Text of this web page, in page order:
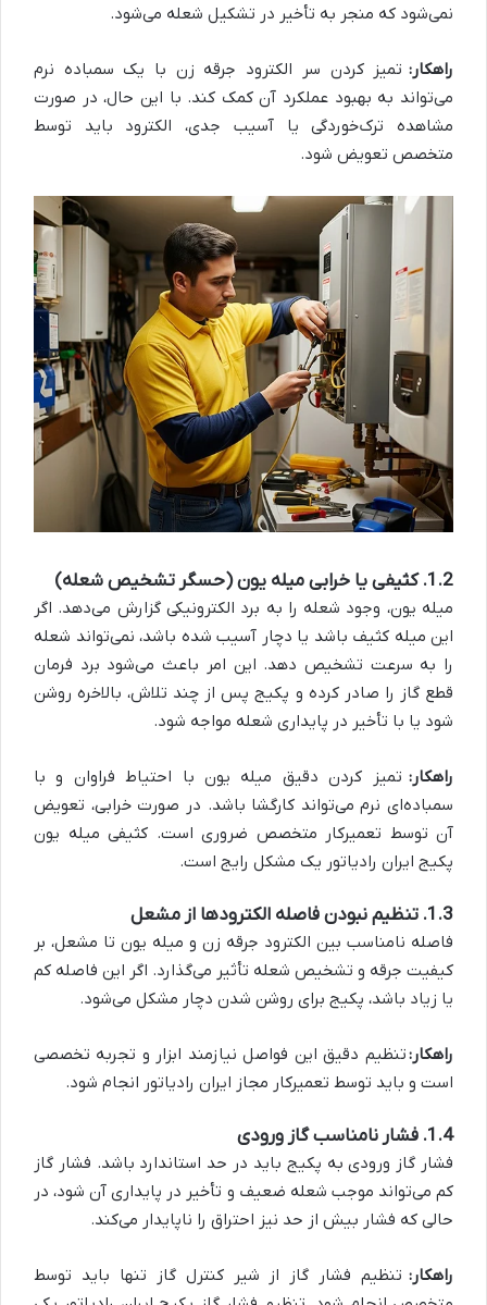
نمی‌شود که منجر به تأخیر در تشکیل شعله می‌شود.
راهکار: تمیز کردن سر الکترود جرقه زن با یک سمباده نرم
می‌تواند به بهبود عملکرد آن کمک کند. با این حال، در صورت
مشاهده ترک‌خوردگی یا آسیب جدی، الکترود باید توسط
متخصص تعویض شود.
1.2. کثیفی یا خرابی میله یون (حسگر تشخیص شعله)
میله یون، وجود شعله را به برد الکترونیکی گزارش می‌دهد. اگر
این میله کثیف باشد یا دچار آسیب شده باشد، نمی‌تواند شعله
را به سرعت تشخیص دهد. این امر باعث می‌شود برد فرمان
قطع گاز را صادر کرده و پکیج پس از چند تلاش، بالاخره روشن
شود یا با تأخیر در پایداری شعله مواجه شود.
راهکار: تمیز کردن دقیق میله یون با احتیاط فراوان و با
سمباده‌ای نرم می‌تواند کارگشا باشد. در صورت خرابی، تعویض
آن توسط تعمیرکار متخصص ضروری است. کثیفی میله یون
پکیج ایران رادیاتور یک مشکل رایج است.
1.3. تنظیم نبودن فاصله الکترودها از مشعل
فاصله نامناسب بین الکترود جرقه زن و میله یون تا مشعل، بر
کیفیت جرقه و تشخیص شعله تأثیر می‌گذارد. اگر این فاصله کم
یا زیاد باشد، پکیج برای روشن شدن دچار مشکل می‌شود.
راهکار:تنظیم دقیق این فواصل نیازمند ابزار و تجربه تخصصی
است و باید توسط تعمیرکار مجاز ایران رادیاتور انجام شود.
1.4. فشار نامناسب گاز ورودی
فشار گاز ورودی به پکیج باید در حد استاندارد باشد. فشار گاز
کم می‌تواند موجب شعله ضعیف و تأخیر در پایداری آن شود، در
حالی که فشار بیش از حد نیز احتراق را ناپایدار می‌کند.
راهکار: تنظیم فشار گاز از شیر کنترل گاز تنها باید توسط